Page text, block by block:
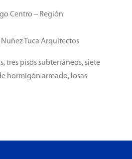
Centro – Región
Tuca Arquitectos
tres pisos subterráneos, siete
hormigón armado, losas